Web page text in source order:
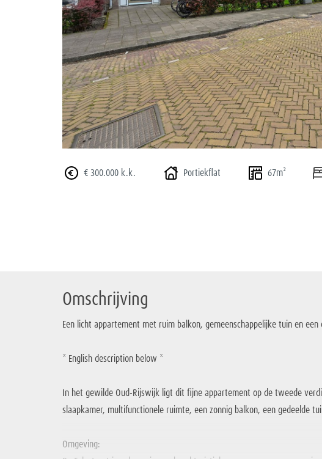
€ 300.000 k.k. Portiekflat 67m²
Omschrijving
Een licht appartement met ruim balkon, gemeenschappelijke tuin en
* English description below *
In het gewilde Oud-Rijswijk ligt dit fijne appartement op de tweede
slaapkamer, multifunctionele ruimte, een zonnig balkon, een gedeelde
Omgeving: